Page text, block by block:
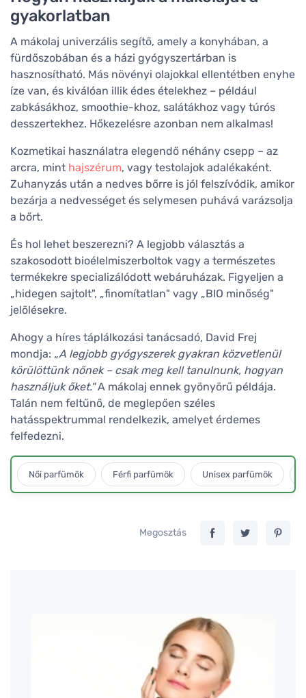
gyakorlatban
A mákolaj univerzális segítő, amely a konyhában, a
fürdőszobában és a házi gyógyszertárban is
hasznosítható. Más növényi olajokkal ellentétben enyhe
íze van, és kiválóan illik édes ételekhez – például
zabkásákhoz, smoothie-khoz, salátákhoz vagy túrós
desszertekhez. Hőkezelésre azonban nem alkalmas!
Kozmetikai használatra elegendő néhány csepp – az
arcra, mint hajszérum, vagy testolajok adalékaként.
Zuhanyzás után a nedves bőrre is jól felszívódik, amikor
bezárja a nedvességet és selymesen puhává varázsolja
a bőrt.
És hol lehet beszerezni? A legjobb választás a
szakosodott bioélelmiszerboltok vagy a természetes
termékekre specializálódott webáruházak. Figyeljen a
„hidegen sajtolt", „finomítatlan" vagy „BIO minőség"
jelölésekre.
Ahogy a híres táplálkozási tanácsadó, David Frej
mondja: „A legjobb gyógyszerek gyakran közvetlenül
körülöttünk nőnek – csak meg kell tanulnunk, hogyan
használjuk őket."A mákolaj ennek gyönyörű példája.
Talán nem feltűnő, de meglepően széles
hatásspektrummal rendelkezik, amelyet érdemes
felfedezni.
Női parfümök Férfi parfümök Unisex parfümök
Megosztás